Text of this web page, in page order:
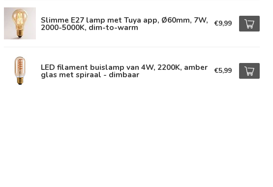
Slimme E27 lamp met Tuya app, Ø60mm, 7W,
2000-5000K, dim-to-warm €9,99
LED filament buislamp van 4W, 2200K, amber
glas met spiraal - dimbaar €5,99